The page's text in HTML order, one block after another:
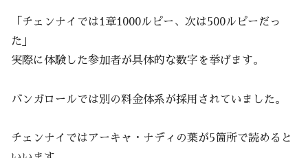
「チェンナイでは1章1000ルピー、次は500ルピーだっ
た」
実際に体験した参加者が具体的な数字を挙げます。
バンガロールでは別の料金体系が採用されていました。
チェンナイではアーキャ・ナディの葉が5箇所で読めると